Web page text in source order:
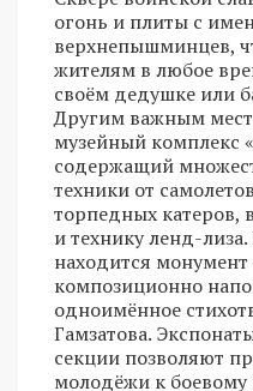
огонь и плиты с
верхнепышминцев,
жителям в любое
своём дедушке или
Другим важным
музейный комплекс
содержащий
техники от
торпедных катеров,
и технику ленд-
находится
композиционно
одноимённое
Гамзатова.
секции позволяют
молодёжи к боевому